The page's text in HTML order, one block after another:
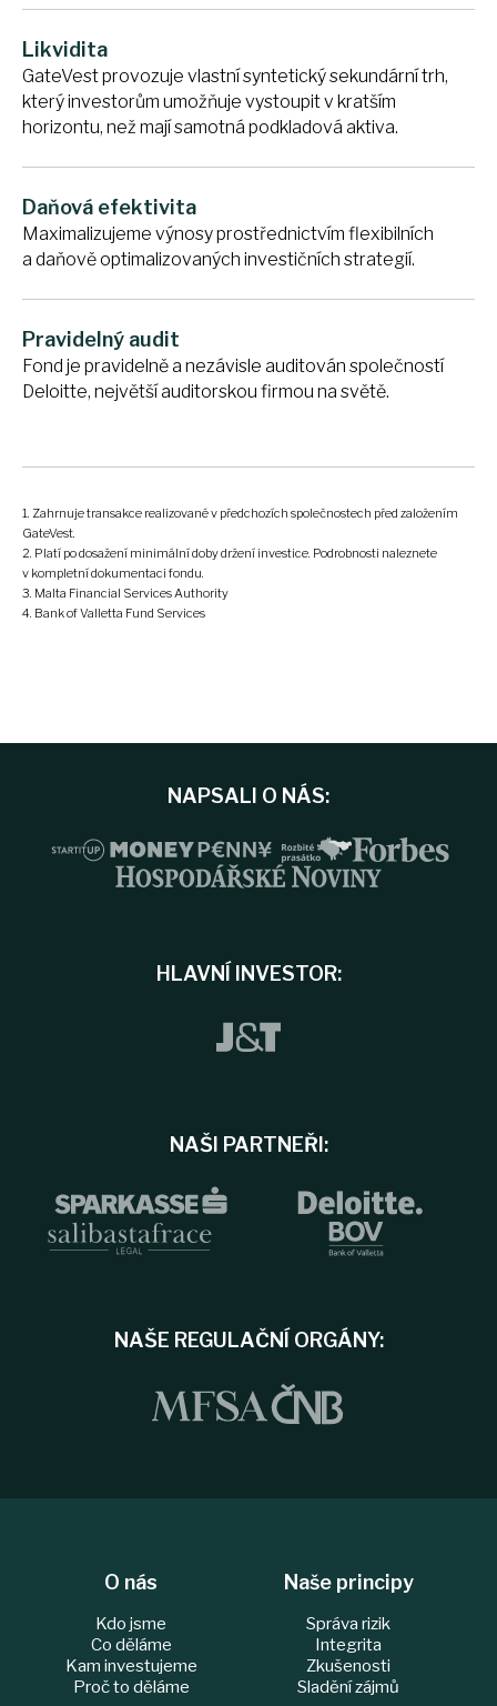
Likvidita
GateVest provozuje vlastní syntetický sekundární trh,
který investorům umožňuje vystoupit v kratším
horizontu, než mají samotná podkladová aktiva.
Daňová efektivita
Maximalizujeme výnosy prostřednictvím flexibilních
a daňově optimalizovaných investičních strategií.
Pravidelný audit
Fond je pravidelně a nezávisle auditován společností
Deloitte, největší auditorskou firmou na světě.
Zahrnuje transakce realizované v předchozích společnostech před založením
GateVest.
Platí po dosažení minimální doby držení investice. Podrobnosti naleznete
v kompletní dokumentaci fondu.
Malta Financial Services Authority
Bank of Valletta Fund Services
NAPSALI O NÁS:
HLAVNÍ INVESTOR:
NAŠI PARTNEŘI:
NAŠE REGULAČNÍ ORGÁNY:
O nás
Kdo jsme
Co děláme
Kam investujeme
Proč to děláme
Naše principy
Správa rizik
Integrita
Zkušenosti
Sladění zájmů